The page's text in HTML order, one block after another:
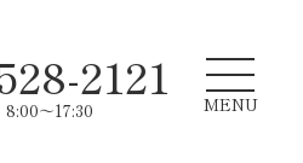
2121
～17:30 MENU